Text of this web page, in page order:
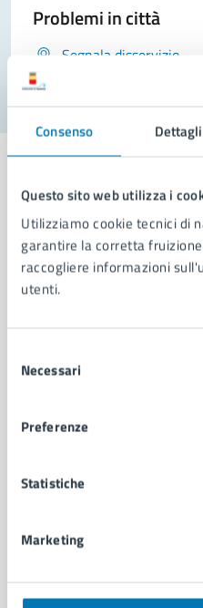
Consenso Dettagli
Questo sito web utilizza i
Utilizziamo cookie tecnici di
garantire la corretta
raccogliere informazioni
utenti.
delNecessari
Preferenze
Statistiche
Marketing
Problemi in città
Segnala disservizio
Comune di Napoli
AMMINISTRAZIONE
Municipalità
Uffici
Politici
Intranet, posta aziendale e
CATEGORIE DI SERVIZIO
Anagrafe e stato civile